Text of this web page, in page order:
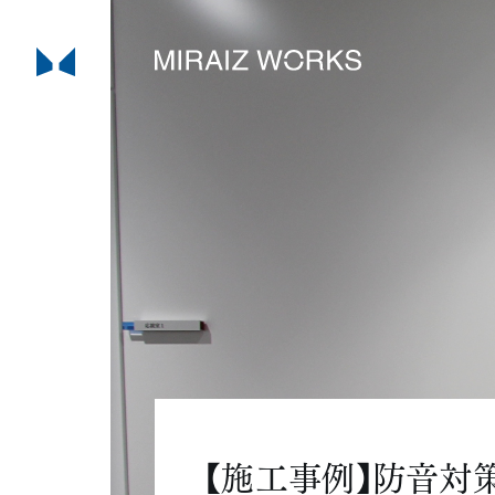
【施工事例】防音対